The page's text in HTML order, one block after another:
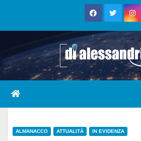
ALMANACCO ATTUALITÀ IN EVIDENZA